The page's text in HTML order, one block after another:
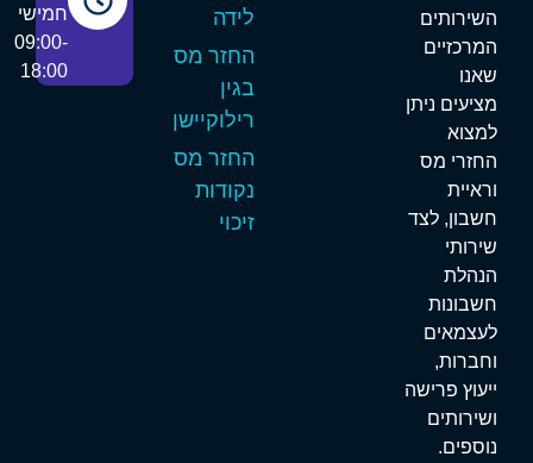
ניתן
מס
לצד
פרישה
החזר מס
רילוקיישן
החזר מס
נקודות
חמישי
09:00-
18:00